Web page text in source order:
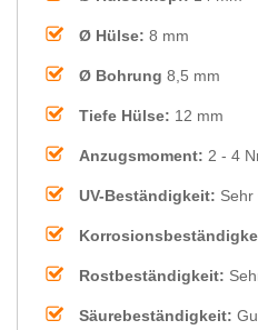
Ø Hülse: 8 mm
Ø Bohrung 8,5 mm
Tiefe Hülse: 12 mm
Anzugsmoment: 2 - 4
UV-Beständigkeit: Sehr
Rostbeständigkeit:
Säurebeständigkeit: